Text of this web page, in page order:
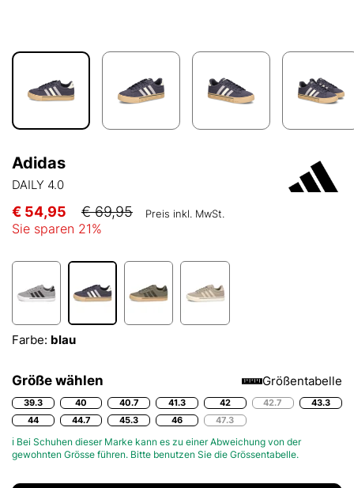
Adidas
DAILY 4.0
€ 54,95 € 69,95 Preis inkl. MwSt.
Sie sparen 21%
Farbe: blau
Größe wählen Größentabelle
39.3 40 40.7 41.3 42 42.7
43.3
44
44.7 45.3 46 47.3
ℹ Bei Schuhen dieser Marke kann es zu einer Abweichung von der
gewohnten Grösse führen. Bitte benutzen Sie die Grössentabelle.